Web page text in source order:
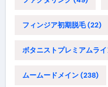
フィンジア初期脱毛(22)
ボタニストプレミアムライ
ムームードメイン(238)